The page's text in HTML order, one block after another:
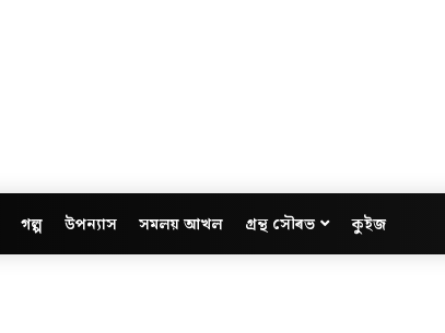
গল্প উপন্যাস সমলয় আখল গ্ৰন্থ সৌৰভ কুইজ